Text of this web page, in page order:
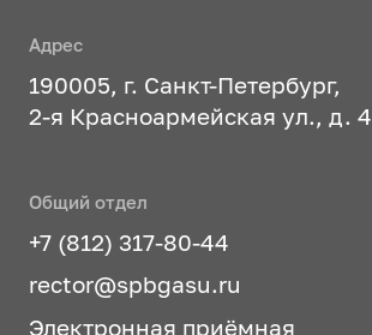
Адрес
190005, г. Санкт-Петербург,
2-я Красноармейская ул., д. 4
Общий отдел
+7 (812) 317-80-44
rector@spbgasu.ru
Электронная приёмная